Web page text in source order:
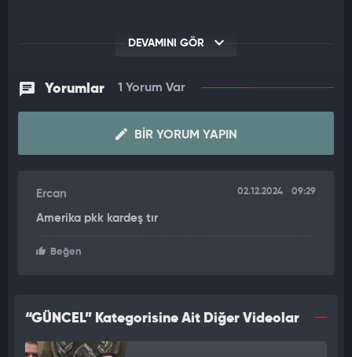
DEVAMINI GÖR
Yorumlar 1 Yorum Var
BIR YORUM YAPIN
Ercan 02.12.2024 09:29
Amerika pkk kardeş tır
Beğen
“GÜNCEL” Kategorisine Ait Diğer Videolar